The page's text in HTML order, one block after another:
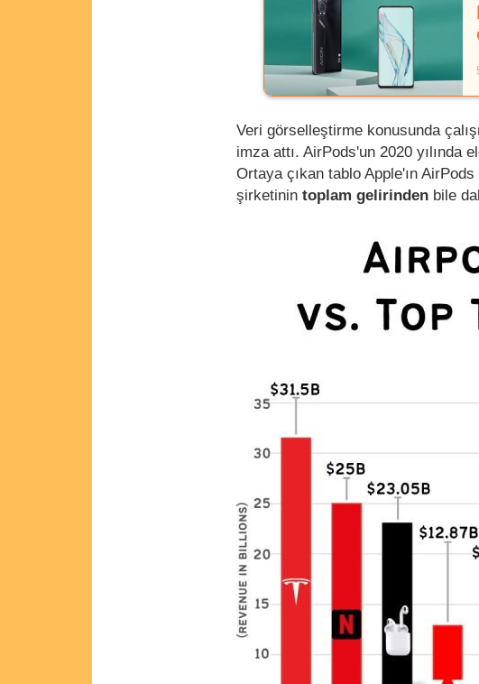
Veri görselleştirme konusunda
imza attı. AirPods'un 2020 yılında
Ortaya çıkan tablo Apple'ın AirPods
şirketinin toplam gelirinden bile